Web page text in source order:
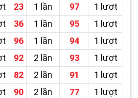
23 1 lần 97
1 lượt
36 1 lần 95
1 lượt
96 1 lần 94
1 lượt
92 2 lần 93
1 lượt
82 2 lần 91
1 lượt
90 2 lần 77 1 lượt